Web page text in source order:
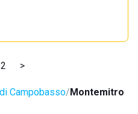
2 >
Campobasso Montemitro